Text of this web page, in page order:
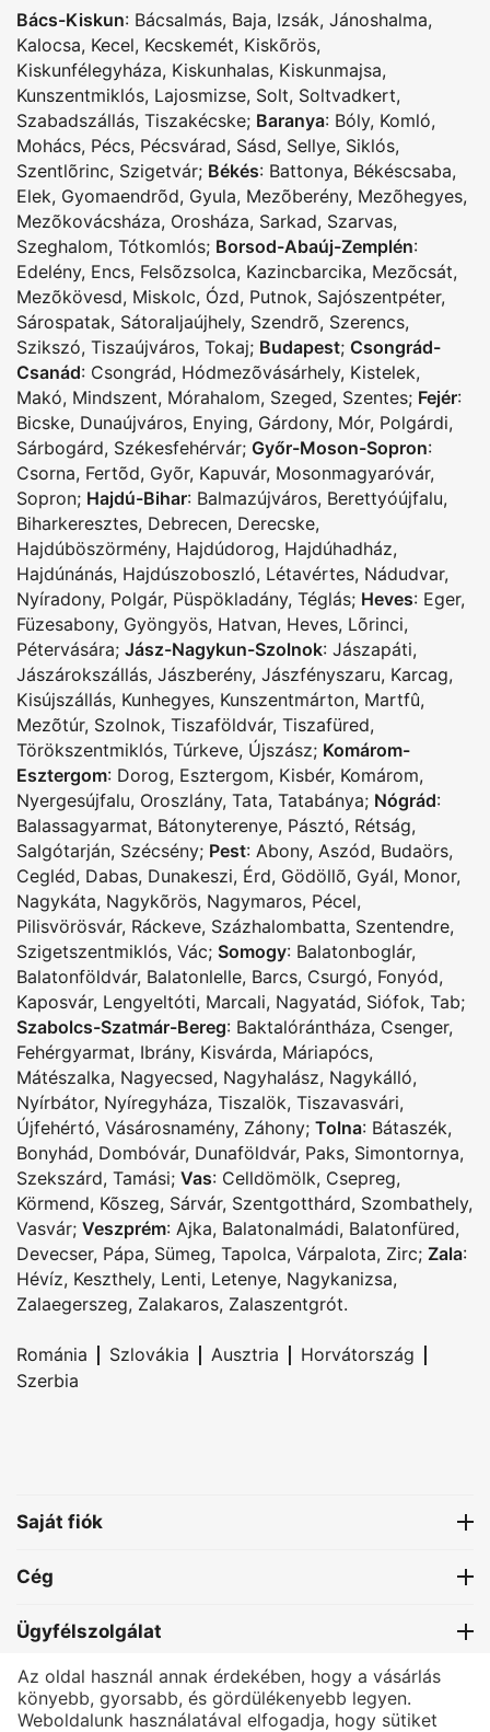
Bács-Kiskun: Bácsalmás, Baja, Izsák, Jánoshalma,
Kalocsa, Kecel, Kecskemét, Kiskõrös,
Kiskunfélegyháza, Kiskunhalas, Kiskunmajsa,
Kunszentmiklós, Lajosmizse, Solt, Soltvadkert,
Szabadszállás, Tiszakécske; Baranya: Bóly, Komló,
Mohács, Pécs, Pécsvárad, Sásd, Sellye, Siklós,
Szentlõrinc, Szigetvár; Békés: Battonya, Békéscsaba,
Elek, Gyomaendrõd, Gyula, Mezõberény, Mezõhegyes,
Mezõkovácsháza, Orosháza, Sarkad, Szarvas,
Szeghalom, Tótkomlós; Borsod-Abaúj-Zemplén:
Edelény, Encs, Felsõzsolca, Kazincbarcika, Mezõcsát,
Mezõkövesd, Miskolc, Ózd, Putnok, Sajószentpéter,
Sárospatak, Sátoraljaújhely, Szendrõ, Szerencs,
Szikszó, Tiszaújváros, Tokaj; Budapest; Csongrád-
Csanád: Csongrád, Hódmezõvásárhely, Kistelek,
Makó, Mindszent, Mórahalom, Szeged, Szentes; Fejér:
Bicske, Dunaújváros, Enying, Gárdony, Mór, Polgárdi,
Sárbogárd, Székesfehérvár; Győr-Moson-Sopron:
Csorna, Fertõd, Gyõr, Kapuvár, Mosonmagyaróvár,
Sopron; Hajdú-Bihar: Balmazújváros, Berettyóújfalu,
Biharkeresztes, Debrecen, Derecske,
Hajdúböszörmény, Hajdúdorog, Hajdúhadház,
Hajdúnánás, Hajdúszoboszló, Létavértes, Nádudvar,
Nyíradony, Polgár, Püspökladány, Téglás; Heves: Eger,
Füzesabony, Gyöngyös, Hatvan, Heves, Lõrinci,
Pétervására; Jász-Nagykun-Szolnok: Jászapáti,
Jászárokszállás, Jászberény, Jászfényszaru, Karcag,
Kisújszállás, Kunhegyes, Kunszentmárton, Martfû,
Mezõtúr, Szolnok, Tiszaföldvár, Tiszafüred,
Törökszentmiklós, Túrkeve, Újszász; Komárom-
Esztergom: Dorog, Esztergom, Kisbér, Komárom,
Nyergesújfalu, Oroszlány, Tata, Tatabánya; Nógrád:
Balassagyarmat, Bátonyterenye, Pásztó, Rétság,
Salgótarján, Szécsény; Pest: Abony, Aszód, Budaörs,
Cegléd, Dabas, Dunakeszi, Érd, Gödöllõ, Gyál, Monor,
Nagykáta, Nagykõrös, Nagymaros, Pécel,
Pilisvörösvár, Ráckeve, Százhalombatta, Szentendre,
Szigetszentmiklós, Vác; Somogy: Balatonboglár,
Balatonföldvár, Balatonlelle, Barcs, Csurgó, Fonyód,
Kaposvár, Lengyeltóti, Marcali, Nagyatád, Siófok, Tab;
Szabolcs-Szatmár-Bereg: Baktalórántháza, Csenger,
Fehérgyarmat, Ibrány, Kisvárda, Máriapócs,
Mátészalka, Nagyecsed, Nagyhalász, Nagykálló,
Nyírbátor, Nyíregyháza, Tiszalök, Tiszavasvári,
Újfehértó, Vásárosnamény, Záhony; Tolna: Bátaszék,
Bonyhád, Dombóvár, Dunaföldvár, Paks, Simontornya,
Szekszárd, Tamási; Vas: Celldömölk, Csepreg,
Körmend, Kõszeg, Sárvár, Szentgotthárd, Szombathely,
Vasvár; Veszprém: Ajka, Balatonalmádi, Balatonfüred,
Devecser, Pápa, Sümeg, Tapolca, Várpalota, Zirc; Zala:
Hévíz, Keszthely, Lenti, Letenye, Nagykanizsa,
Zalaegerszeg, Zalakaros, Zalaszentgrót.
Románia | Szlovákia | Ausztria | Horvátország |
Szerbia
Saját fiók
Cég
Ügyfélszolgálat
Kapcsolat
Az oldal használ annak érdekében, hogy a vásárlás
könyebb, gyorsabb, és gördülékenyebb legyen.
Weboldalunk használatával elfogadja, hogy sütiket